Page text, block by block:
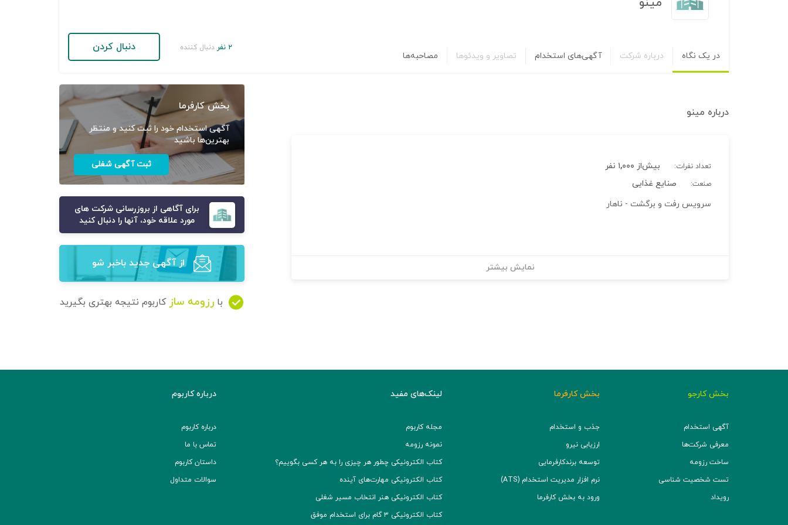
در یک نگاه درباره شرکت آگهی‌های استخدام تصاویر و ویدئوها مصاحبه‌ها
۲ نفر دنبال کننده دنبال کردن
درباره مینو
تعداد نفرات: بیش‌از ۱,۰۰۰ نفر
صنعت:
صنایع غذایی
سرویس رفت و برگشت - ناهار
نمایش بیشتر
بخش کارفرما
آگهی استخدام خود را ثبت کنید و منتظر
بهترین‌ها باشید
ثبت آگهی شغلی
برای آگاهی از بروزرسانی شرکت های
مورد علاقه خود، آنها را دنبال کنید
از آگهی‌ جدید باخبر شو
با رزومه ساز کاربوم نتیجه بهتری بگیرید
بخش کارجو
آگهی استخدام
معرفی شرکت‌ها
ساخت رزومه
تست شخصیت شناسی
رویداد
بخش کارفرما
جذب و استخدام
ارزیابی نیرو
توسعه برند‌کارفرمایی
نرم افزار مدیریت استخدام (ATS)
ورود به بخش کارفرما
لینک‌های مفید
مجله کاربوم
نمونه رزومه
کتاب الکترونیکی چطور هر چیزی را به هر کسی بگوییم؟
کتاب الکترونیکی مهارت‌های آینده
کتاب الکترونیکی هنر انتخاب مسیر شغلی
کتاب الکترونیکی ۳ گام برای استخدام موفق
درباره کاربوم
درباره کاربوم
تماس با ما
داستان کاربوم
سوالات متداول